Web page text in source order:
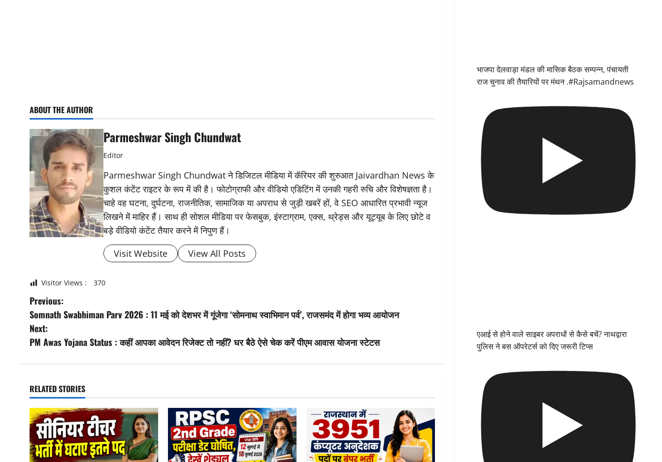
ABOUT THE AUTHOR
Parmeshwar Singh Chundwat
Editor
Parmeshwar Singh Chundwat ने डिजिटल मीडिया में कॅरियर की शुरुआत Jaivardhan News के
कुशल कंटेंट राइटर के रूप में की है। फोटोग्राफी और वीडियो एडिटिंग में उनकी गहरी रुचि और विशेषज्ञता है।
चाहे वह घटना, दुर्घटना, राजनीतिक, सामाजिक या अपराध से जुड़ी खबरें हों, वे SEO आधारित प्रभावी न्यूज
लिखने में माहिर हैं। साथ ही सोशल मीडिया पर फेसबुक, इंस्टाग्राम, एक्स, थ्रेड्स और यूट्यूब के लिए छोटे व
बड़े वीडियो कंटेंट तैयार करने में निपुण हैं।
Visit Website
View All Posts
Visitor Views : 370
P
o
s
n
a
v
i
Previous:
Somnath Swabhiman Parv 2026 : 11 मई को देशभर में गूंजेगा ‘सोमनाथ स्वाभिमान पर्व’, राजसमंद में होगा भव्य आयोजन
Next:
PM Awas Yojana Status : कहीं आपका आवेदन रिजेक्ट तो नहीं? घर बैठे ऐसे चेक करें पीएम आवास योजना स्टेटस
RELATED STORIES
भाजपा देलवाड़ा मंडल की मासिक बैठक सम्पन्न, पंचायती
राज चुनाव की तैयारियों पर मंथन .#Rajsamandnews
एआई से होने वाले साइबर अपराधों से कैसे बचें? नाथद्वारा
पुलिस ने बस ऑपरेटर्स को दिए जरूरी टिप्स